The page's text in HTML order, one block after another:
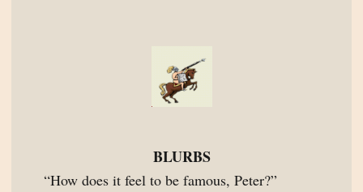
BLURBS
“How does it feel to be famous, Peter?”